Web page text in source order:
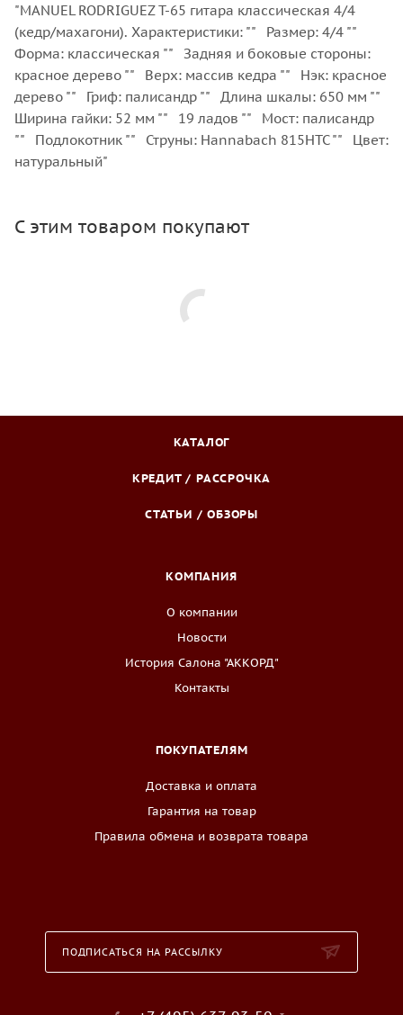
"MANUEL RODRIGUEZ T-65 гитара классическая 4/4
(кедр/махагони). Характеристики: "" Размер: 4/4 ""
Форма: классическая "" Задняя и боковые стороны:
красное дерево "" Верх: массив кедра "" Нэк: красное
дерево "" Гриф: палисандр "" Длина шкалы: 650 мм ""
Ширина гайки: 52 мм "" 19 ладов "" Мост: палисандр
"" Подлокотник "" Струны: Hannabach 815HTC "" Цвет:
натуральный"
С этим товаром покупают
КАТАЛОГ
КРЕДИТ / РАССРОЧКА
СТАТЬИ / ОБЗОРЫ
КОМПАНИЯ
О компании
Новости
История Салона "АККОРД"
Контакты
ПОКУПАТЕЛЯМ
Доставка и оплата
Гарантия на товар
Правила обмена и возврата товара
ПОДПИСАТЬСЯ НА РАССЫЛКУ